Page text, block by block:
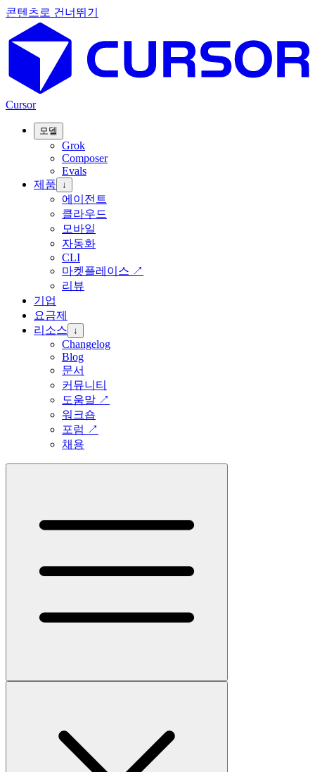
콘텐츠로 건너뛰기
Cursor
모델
Grok
Composer
Evals
제품
↓
에이전트
클라우드
모바일
자동화
CLI
마켓플레이스 ↗
리뷰
기업
요금제
리소스
↓
Changelog
Blog
문서
커뮤니티
도움말 ↗
워크숍
포럼 ↗
채용